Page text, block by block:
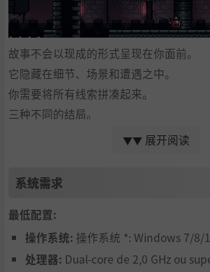
故事不会以现成的形式呈现在你面前。
它隐藏在细节、场景和遭遇之中。
你需要将所有线索拼凑起来。
三种不同的结局。
你的忽略。
一切皆有后果。
▼▼ 展开阅读
系统需求
最低配置:
操作系统: 操作系统 *: Windows 7/8/
处理器: Dual-core de 2,0 GHz ou